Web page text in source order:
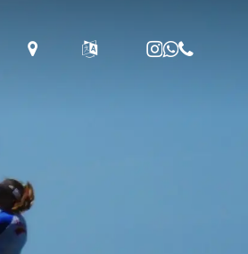
instagram
whatsapp
phone